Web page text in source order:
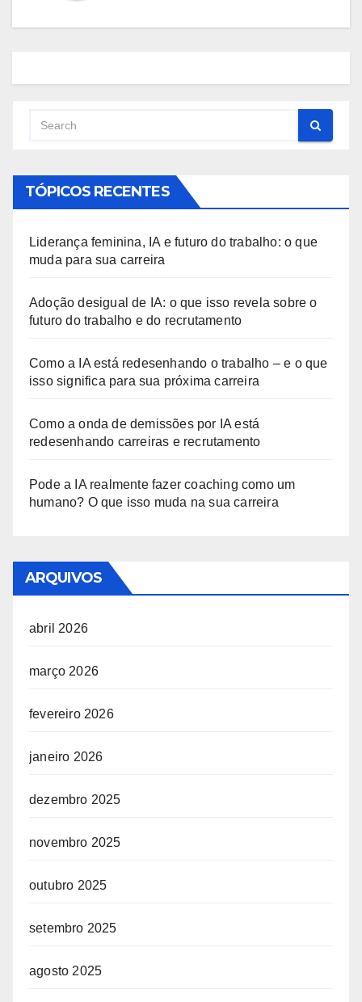
TÓPICOS RECENTES
Liderança feminina, IA e futuro do trabalho: o que
muda para sua carreira
Adoção desigual de IA: o que isso revela sobre o
futuro do trabalho e do recrutamento
Como a IA está redesenhando o trabalho – e o que
isso significa para sua próxima carreira
Como a onda de demissões por IA está
redesenhando carreiras e recrutamento
Pode a IA realmente fazer coaching como um
humano? O que isso muda na sua carreira
ARQUIVOS
abril 2026
março 2026
fevereiro 2026
janeiro 2026
dezembro 2025
novembro 2025
outubro 2025
setembro 2025
agosto 2025